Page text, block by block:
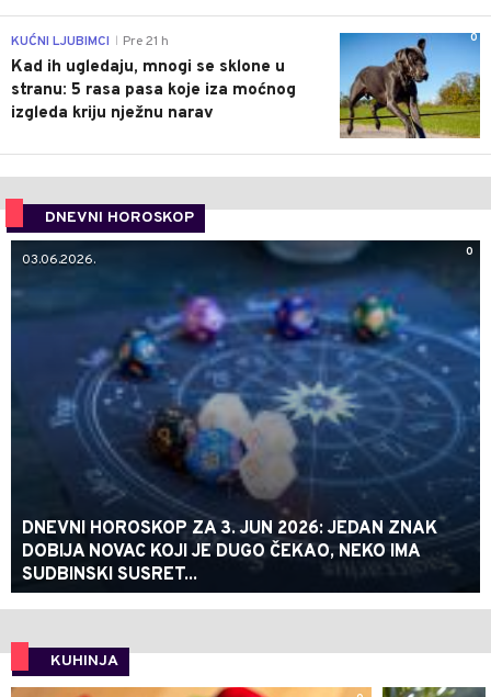
0
KUĆNI LJUBIMCI Pre 21 h
Kad ih ugledaju, mnogi se sklone u
stranu: 5 rasa pasa koje iza moćnog
izgleda kriju nježnu narav
DNEVNI HOROSKOP
0
03.06.2026.
DNEVNI HOROSKOP ZA 3. JUN 2026: JEDAN ZNAK
DOBIJA NOVAC KOJI JE DUGO ČEKAO, NEKO IMA
SUDBINSKI SUSRET...
KUHINJA